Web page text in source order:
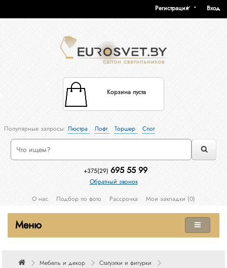
Вход
Регистрация
Корзина пуста
Популярные запросы:Люстра Лофт Торшер Спот
+375(29) 695 55 99
Обратный звонок
О нас
Подбор по фото Рассрочка Мои закладки (0)
Меню
Мебель и декор Статуэтки и фигурки